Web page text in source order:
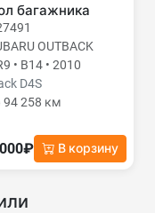
багажника
OUTBACK
• B14 • 2010
D4S
94 258 км
В корзину